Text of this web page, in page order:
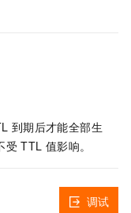
到期后才能全部生
TTL 值影响。
调试